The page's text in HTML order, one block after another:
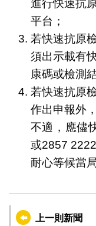
進行快速抗
平台；
若快速抗原
須出示載有
康碼或檢測
若快速抗原
作出申報外
不適，應儘
或2857
耐心等候當
上一則新聞